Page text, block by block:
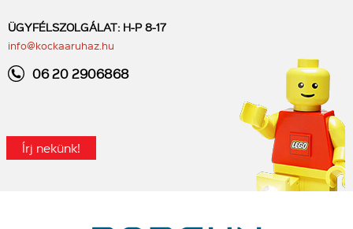
ÜGYFÉLSZOLGÁLAT: H-P 8-17
info@kockaaruhaz.hu
06 20 2906868
Írj nekünk!